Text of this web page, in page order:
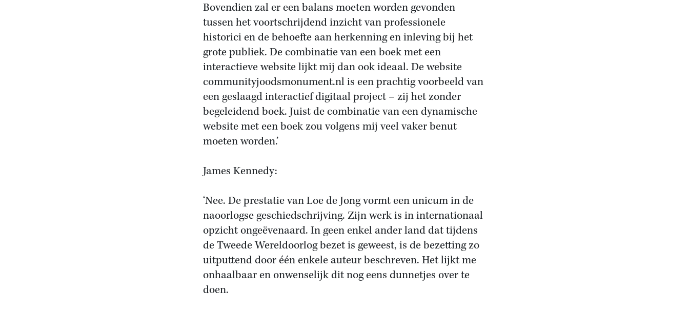
Bovendien zal er een balans moeten worden gevonden
tussen het voortschrijdend inzicht van professionele
historici en de behoefte aan herkenning en inleving bij het
grote publiek. De combinatie van een boek met een
interactieve website lijkt mij dan ook ideaal. De website
communityjoodsmonument.nl is een prachtig voorbeeld van
een geslaagd interactief digitaal project – zij het zonder
begeleidend boek. Juist de combinatie van een dynamische
website met een boek zou volgens mij veel vaker benut
moeten worden.’
James Kennedy:
‘Nee. De prestatie van Loe de Jong vormt een unicum in de
naoorlogse geschiedschrijving. Zijn werk is in internationaal
opzicht ongeëvenaard. In geen enkel ander land dat tijdens
de Tweede Wereldoorlog bezet is geweest, is de bezetting zo
uitputtend door één enkele auteur beschreven. Het lijkt me
onhaalbaar en onwenselijk dit nog eens dunnetjes over te
doen.